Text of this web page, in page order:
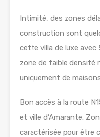
Intimité, des zones
construction sont
cette villa de luxe avec
zone de faible densité
uniquement de
Bon accès à la route
et ville d’Amarante.
caractérisée pour être